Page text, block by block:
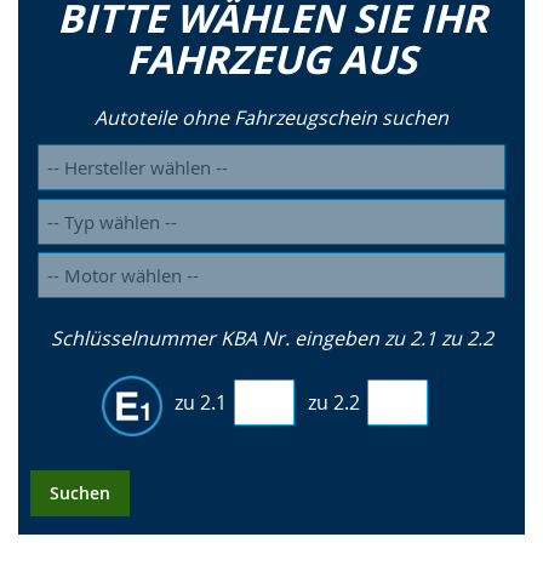
BITTE WÄHLEN SIE IHR
FAHRZEUG AUS
Autoteile ohne Fahrzeugschein suchen
Schlüsselnummer KBA Nr. eingeben zu 2.1 zu 2.2
zu 2.1 zu 2.2
Suchen